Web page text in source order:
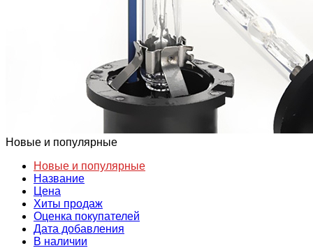
Новые и популярные
Новые и популярные
Название
Цена
Хиты продаж
Оценка покупателей
Дата добавления
В наличии